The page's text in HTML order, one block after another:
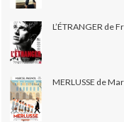
L’ÉTRANGER de
MERLUSSE de